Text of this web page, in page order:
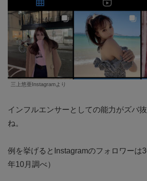
三上悠亜Instagramより
インフルエンサーとしての能力がズバ
ね。
例を挙げるとInstagramのフォロワー
年10月調べ）